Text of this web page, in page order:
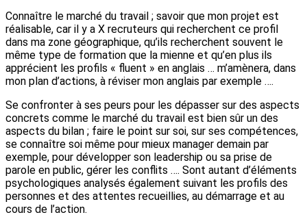
Connaître le marché du travail ; savoir que mon projet est
réalisable, car il y a X recruteurs qui recherchent ce profil
dans ma zone géographique, qu’ils recherchent souvent le
même type de formation que la mienne et qu’en plus ils
apprécient les profils « fluent » en anglais … m’amènera, dans
mon plan d’actions, à réviser mon anglais par exemple ….
Se confronter à ses peurs pour les dépasser sur des aspects
concrets comme le marché du travail est bien sûr un des
aspects du bilan ; faire le point sur soi, sur ses compétences,
se connaître soi même pour mieux manager demain par
exemple, pour développer son leadership ou sa prise de
parole en public, gérer les conflits …. Sont autant d’éléments
psychologiques analysés également suivant les profils des
personnes et des attentes recueillies, au démarrage et au
cours de l’action.